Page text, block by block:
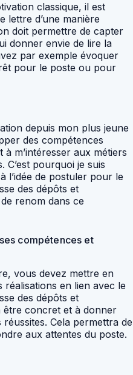
classique, il est
lettre d’une manière
doit permettre de capter
donner envie de lire la
par exemple évoquer
pour le poste ou pour
depuis mon plus jeune
des compétences
m’intéresser aux métiers
C’est pourquoi je suis
l’idée de postuler pour le
des dépôts et
renom dans ce
compétences et
vous devez mettre en
en lien avec le
des dépôts et
être concret et à donner
Cela permettra de
aux attentes du poste.